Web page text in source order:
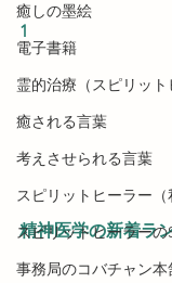
癒しの墨絵
電子書籍
霊的治療（スピリット
癒される言葉
考えさせられる言葉
スピリットヒーラー
スピリットヒーラー
事務局のコバチャン本
1
精神医学の新着ラ